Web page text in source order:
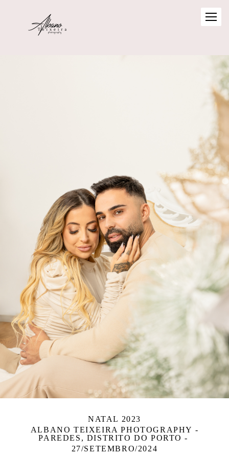
NATAL 2023
ALBANO TEIXEIRA PHOTOGRAPHY -
PAREDES, DISTRITO DO PORTO
27/SETEMBRO/2024